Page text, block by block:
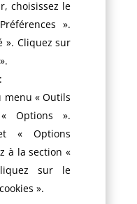
choisissez le
».
». Cliquez sur
menu « Outils
Options ».
« Options
à la section «
sur le
».